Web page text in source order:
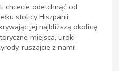
chcecie odetchnąć od
stolicy Hiszpanii
jej najbliższą okolicę,
miejsca, uroki
ruszajcie z nami!